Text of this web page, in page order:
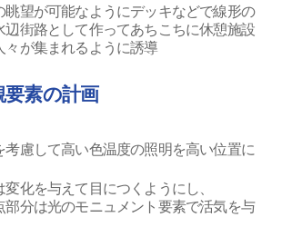
眺望が可能なようにデッキなどで線形の
辺街路として作ってあちこちに休憩施設
々が集まれるように誘導
素の計画
考慮して高い色温度の照明を高い位置に
化を与えて目につくようにし、
部分は光のモニュメント要素で活気を与